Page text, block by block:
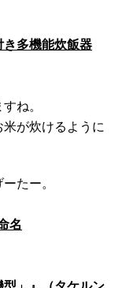
き多機能炊飯器
ね。
が炊けるように
たー。
名